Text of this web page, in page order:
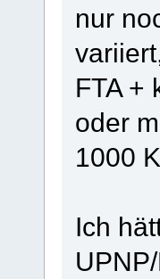
nur
FTA +
oder
1000
Ich